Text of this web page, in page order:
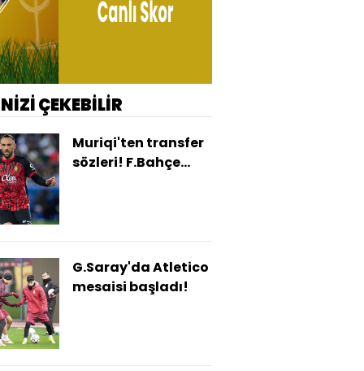
ÇEKEBİLİR
Muriqi'ten transfer
sözleri! F.Bahçe...
G.Saray'da Atletico
mesaisi başladı!